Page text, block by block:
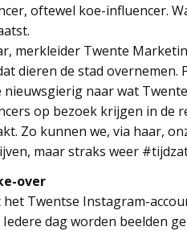
oftewel koe-influencer.
merkleider Twente
dieren de stad
nieuwsgierig naar wat
op bezoek krijgen in de
Zo kunnen we, via haar,
maar straks weer
over
het Twentse Instagram-
dag worden beelden